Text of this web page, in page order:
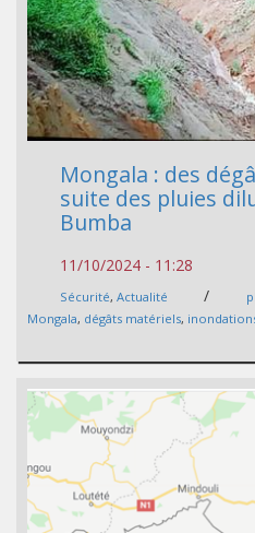
Mongala : des
suite des pluies
Bumba
11/10/2024 - 11:28
Sécurité, Actualité /
Mongala, dégâts matériels,